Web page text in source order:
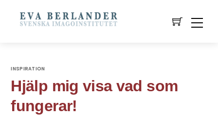
INSPIRATION
Hjälp mig visa vad som
fungerar!